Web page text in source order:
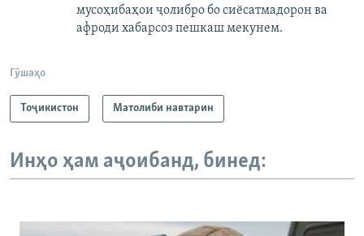
мусоҳибаҳои ҷолибро бо сиёсатмадорон ва
афроди хабарсоз пешкаш мекунем.
Гӯшаҳо
Тоҷикистон Матолиби навтарин
Инҳо ҳам аҷоибанд, бинед: